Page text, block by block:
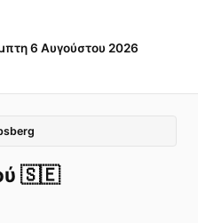
6 Αυγούστου 2026
🇸🇪